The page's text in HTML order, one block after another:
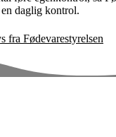
daglig kontrol.
fra Fødevarestyrelsen